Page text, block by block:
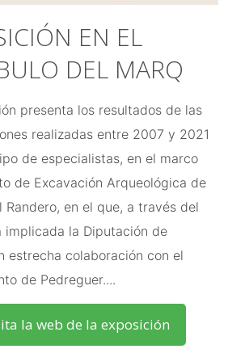
EN EL
DEL MARQ
presenta los resultados de las
realizadas entre 2007 y 2021
de especialistas, en el marco
de Excavación Arqueológica de
Randero, en el que, a través del
implicada la Diputación de
estrecha colaboración con el
de Pedreguer....
la web de la exposición